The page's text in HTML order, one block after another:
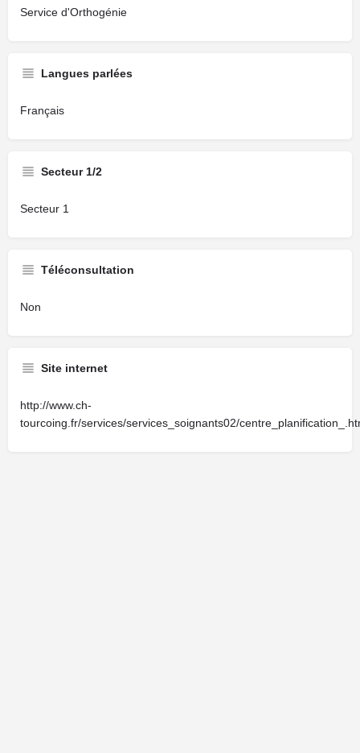
Service d'Orthogénie
Langues parlées
Français
Secteur 1/2
Secteur 1
Téléconsultation
Non
Site internet
http://www.ch-
tourcoing.fr/services/services_soignants02/